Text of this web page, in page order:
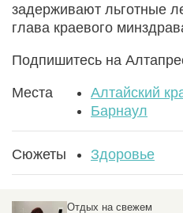
задерживают льготные
глава краевого
Подпишитесь на
Места
Алтайский
Барнаул
Сюжеты Здоровье
Отдых на свежем